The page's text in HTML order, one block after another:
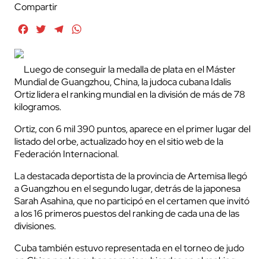
Compartir
FacebookTwitterTelegram
Luego de conseguir la medalla de plata en el Máster
Mundial de Guangzhou, China, la judoca cubana Idalis
Ortiz lidera el ranking mundial en la división de más de 78
kilogramos.
Ortiz, con 6 mil 390 puntos, aparece en el primer lugar del
listado del orbe, actualizado hoy en el sitio web de la
Federación Internacional.
La destacada deportista de la provincia de Artemisa llegó
a Guangzhou en el segundo lugar, detrás de la japonesa
Sarah Asahina, que no participó en el certamen que invitó
a los 16 primeros puestos del ranking de cada una de las
divisiones.
Cuba también estuvo representada en el torneo de judo